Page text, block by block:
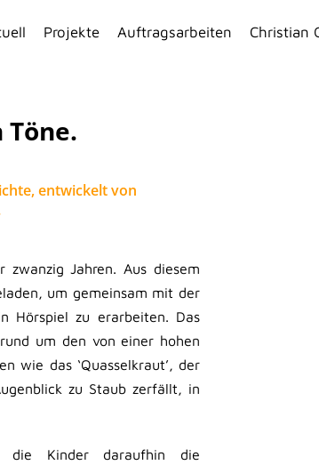
Projekte Auftragsarbeiten Christian
entwickelt von
Jahren. Aus diesem
um gemeinsam mit der
Hörspiel zu erarbeiten. Das
um den von einer hohen
wie das ‘Quasselkraut’, der
zu Staub zerfällt, in
die Kinder daraufhin die